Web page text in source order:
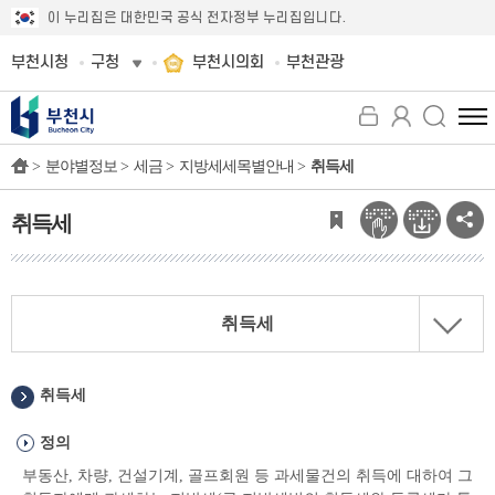
이 누리집은 대한민국 공식 전자정부 누리집입니다.
부천시청 구청 부천시의회 부천관광
전
체
뉴
보
기
> 분야별정보 > 세금 > 지방세세목별안내 > 취득세
취득세
취득세
취득세
정의
부동산, 차량, 건설기계, 골프회원 등 과세물건의 취득에 대하여 그